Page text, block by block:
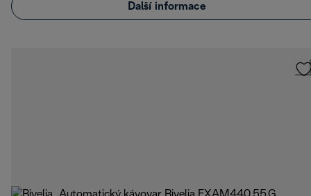
Další informace